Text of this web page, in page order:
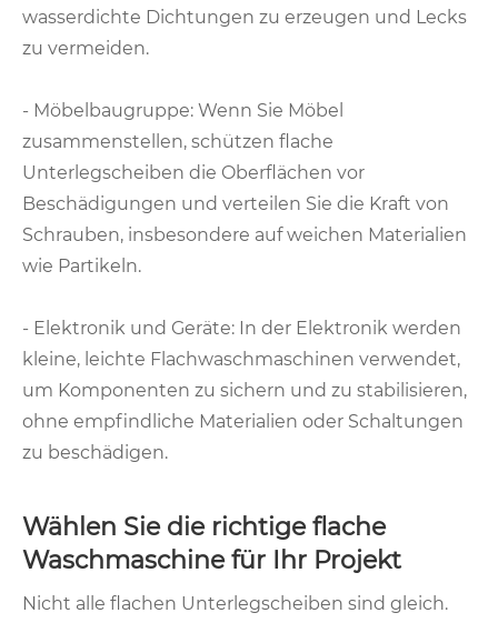
wasserdichte Dichtungen zu erzeugen und Lecks
zu vermeiden.
- Möbelbaugruppe: Wenn Sie Möbel
zusammenstellen, schützen flache
Unterlegscheiben die Oberflächen vor
Beschädigungen und verteilen Sie die Kraft von
Schrauben, insbesondere auf weichen Materialien
wie Partikeln.
- Elektronik und Geräte: In der Elektronik werden
kleine, leichte Flachwaschmaschinen verwendet,
um Komponenten zu sichern und zu stabilisieren,
ohne empfindliche Materialien oder Schaltungen
zu beschädigen.
Wählen Sie die richtige flache
Waschmaschine für Ihr Projekt
Nicht alle flachen Unterlegscheiben sind gleich.